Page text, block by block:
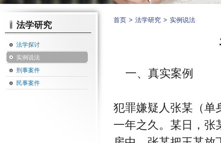
法学研究
法学探讨
实例说法
刑事案件
民事案件
首页 > 法学研究 > 实例说法
一、真实案例
犯罪嫌疑人张某（单
一年之久。某日，张